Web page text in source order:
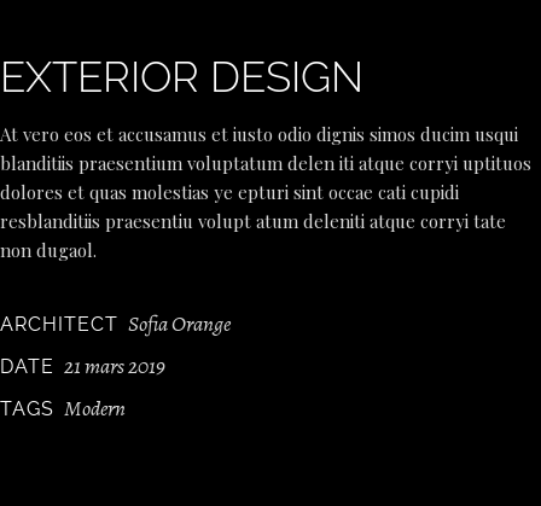
EXTERIOR DESIGN
At vero eos et accusamus et iusto odio dignis simos ducim usqui
blanditiis praesentium voluptatum delen iti atque corryi uptituos
dolores et quas molestias ye epturi sint occae cati cupidi
resblanditiis praesentiu volupt atum deleniti atque corryi tate
non dugaol.
ARCHITECT Sofia Orange
DATE 21 mars 2019
TAGS Modern